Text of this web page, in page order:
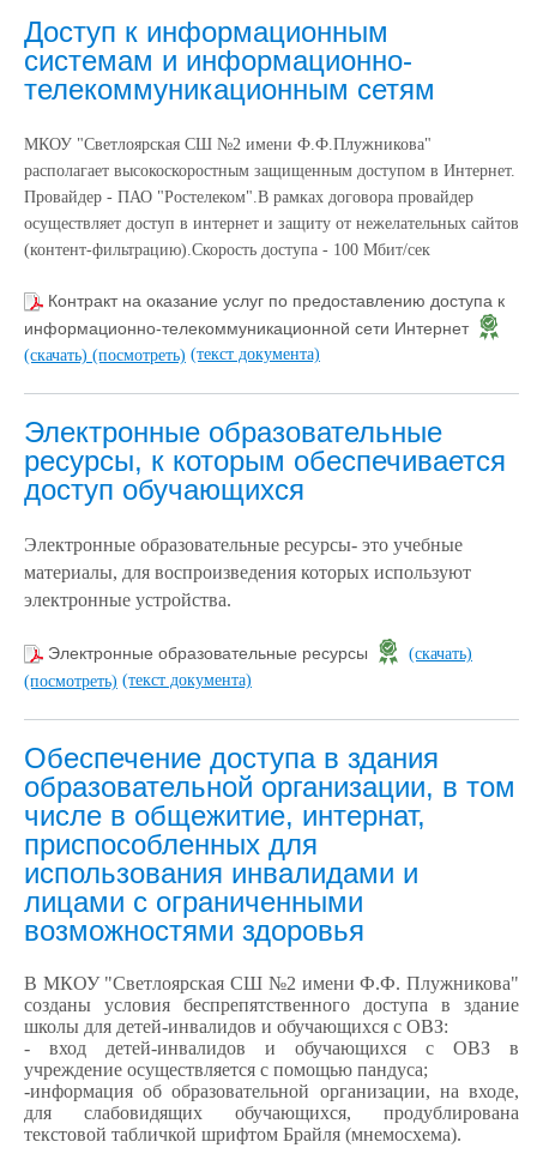
Доступ к информационным
системам и информационно-
телекоммуникационным сетям
МКОУ "Светлоярская СШ №2 имени Ф.Ф.Плужникова"
располагает высокоскоростным защищенным доступом в Интернет.
Провайдер - ПАО "Ростелеком".В рамках договора провайдер
осуществляет доступ в интернет и защиту от нежелательных сайтов
(контент-фильтрацию). Скорость доступа - 100 Мбит/сек
Контракт на оказание услуг по предоставлению доступа к
информационно-телекоммуникационной сети Интернет
(скачать) (посмотреть) (текст документа)
Электронные образовательные
ресурсы, к которым обеспечивается
доступ обучающихся
Электронные образовательные ресурсы- это учебные
материалы, для воспроизведения которых используют
электронные устройства.
Электронные образовательные ресурсы
(скачать)
(посмотреть) (текст документа)
Обеспечение доступа в здания
образовательной организации, в том
числе в общежитие, интернат,
приспособленных для
использования инвалидами и
лицами с ограниченными
возможностями здоровья
В МКОУ "Светлоярская СШ №2 имени Ф.Ф. Плужникова"
созданы условия беспрепятственного доступа в здание
школы для детей-инвалидов и обучающихся с ОВЗ:
- вход детей-инвалидов и обучающихся с ОВЗ в
учреждение осуществляется с помощью пандуса;
-информация об образовательной организации, на входе,
для слабовидящих обучающихся, продублирована
текстовой табличкой шрифтом Брайля (мнемосхема).